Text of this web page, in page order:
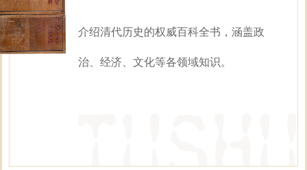
介绍清代历史的权威百科全书，涵盖政
治、经济、文化等各领域知识。